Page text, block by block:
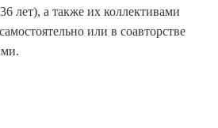
лет), а также их коллективами
или в соавторстве